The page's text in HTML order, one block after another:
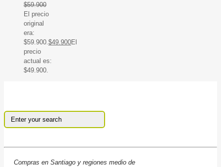
$59.900
El precio
original
era:
$59.900. $49.900El
precio
actual es:
$49.900.
Compras en Santiago y regiones medio de